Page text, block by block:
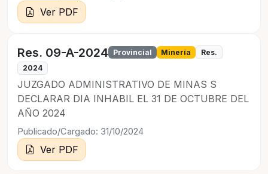
Ver PDF
Res. 09-A-2024 Provincial Minería
Res.
2024
JUZGADO ADMINISTRATIVO DE MINAS S
DECLARAR DIA INHABIL EL 31 DE OCTUBRE DEL
AÑO 2024
Publicado/Cargado: 31/10/2024
Ver PDF